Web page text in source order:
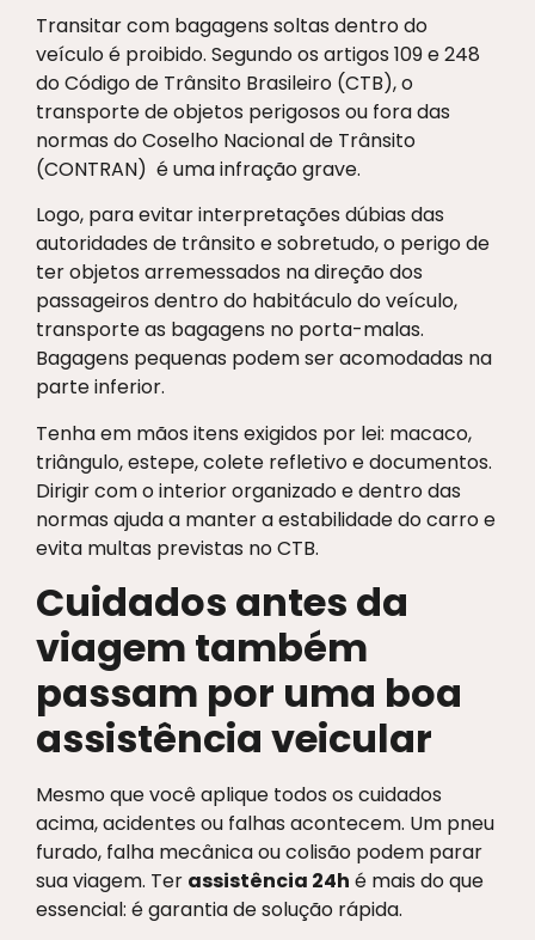
Transitar com bagagens soltas dentro do
veículo é proibido. Segundo os artigos 109 e 248
do Código de Trânsito Brasileiro (CTB), o
transporte de objetos perigosos ou fora das
normas do Coselho Nacional de Trânsito
(CONTRAN) é uma infração grave.
Logo, para evitar interpretações dúbias das
autoridades de trânsito e sobretudo, o perigo de
ter objetos arremessados na direção dos
passageiros dentro do habitáculo do veículo,
transporte as bagagens no porta-malas.
Bagagens pequenas podem ser acomodadas na
parte inferior.
Tenha em mãos itens exigidos por lei: macaco,
triângulo, estepe, colete refletivo e documentos.
Dirigir com o interior organizado e dentro das
normas ajuda a manter a estabilidade do carro e
evita multas previstas no CTB.
Cuidados antes da
viagem também
passam por uma boa
assistência veicular
Mesmo que você aplique todos os cuidados
acima, acidentes ou falhas acontecem. Um pneu
furado, falha mecânica ou colisão podem parar
sua viagem. Ter assistência 24h é mais do que
essencial: é garantia de solução rápida.